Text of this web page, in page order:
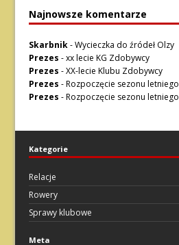
Najnowsze komentarze
Skarbnik-Wycieczka do źródeł Olzy
Prezes -xx lecie KG Zdobywcy
Prezes -XX-lecie Klubu Zdobywcy
Prezes -Rozpoczęcie sezonu letniego
Prezes -Rozpoczęcie sezonu letniego
Kategorie
Relacje
Rowery
Sprawy klubowe
Meta